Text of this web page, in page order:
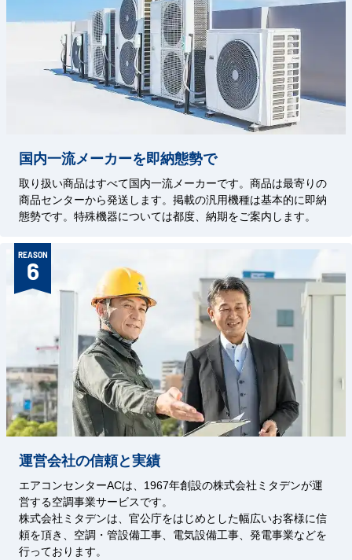
国内一流メーカーを即納態勢で
取り扱い商品はすべて国内一流メーカーです。商品は最寄りの
商品センターから発送します。掲載の汎用機種は基本的に即納
態勢です。特殊機器については都度、納期をご案内します。
REASON
6
運営会社の信頼と実績
エアコンセンターACは、1967年創設の株式会社ミタデンが運
営する空調事業サービスです。
株式会社ミタデンは、官公庁をはじめとした幅広いお客様に信
頼を頂き、空調・管設備工事、電気設備工事、発電事業などを
行っております。